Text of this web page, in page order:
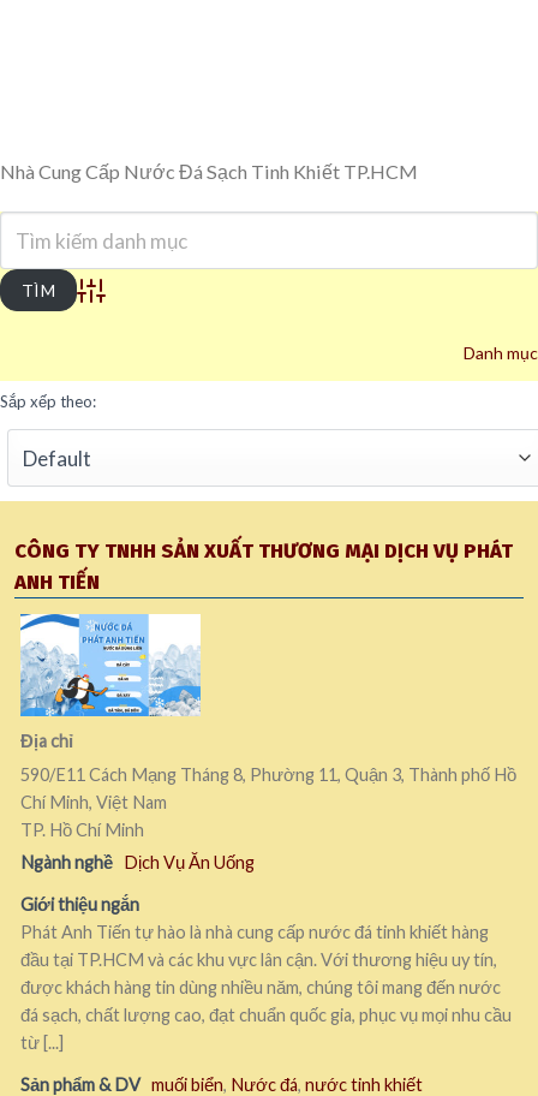
Nhà Cung Cấp Nước Đá Sạch Tinh Khiết TP.HCM
Advanced Search
Danh mục
Sắp xếp theo:
CÔNG TY TNHH SẢN XUẤT THƯƠNG MẠI DỊCH VỤ PHÁT
ANH TIẾN
Địa chỉ
590/E11 Cách Mạng Tháng 8, Phường 11, Quận 3, Thành phố Hồ
Chí Minh, Việt Nam
TP. Hồ Chí Minh
Ngành nghề Dịch Vụ Ăn Uống
Giới thiệu ngắn
Phát Anh Tiến tự hào là nhà cung cấp nước đá tinh khiết hàng
đầu tại TP.HCM và các khu vực lân cận. Với thương hiệu uy tín,
được khách hàng tin dùng nhiều năm, chúng tôi mang đến nước
đá sạch, chất lượng cao, đạt chuẩn quốc gia, phục vụ mọi nhu cầu
từ [...]
Sản phẩm & DV muối biển, Nước đá, nước tinh khiết